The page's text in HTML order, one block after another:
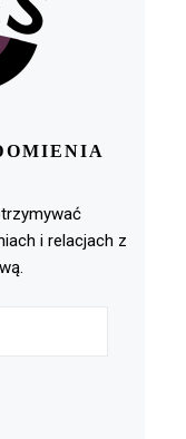
i relacjach z